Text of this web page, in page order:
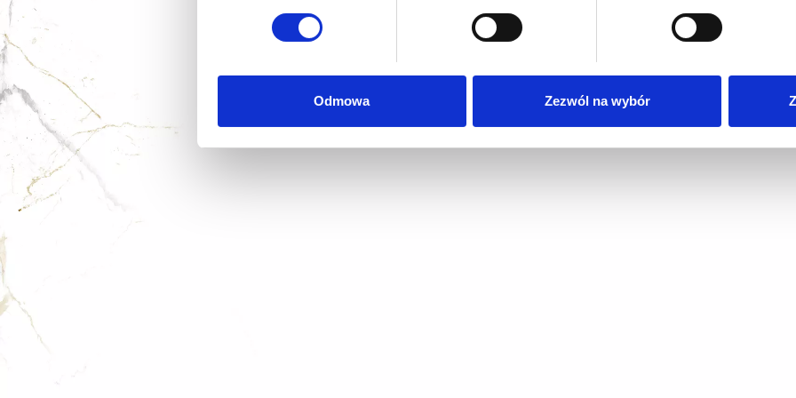
Dowiedz się więcej odnośnie tego, jak Twoje osobiste dane są przetwarzane oraz ustaw
szczegółów
. W Deklaracji plików cookie możesz zmienić lub wycofać swoją zgodę w
Wykorzystujemy pliki cookie do spersonalizowania treści i reklam, aby oferować funkcje
ruch w naszej witrynie. Informacje o tym, jak korzystasz z naszej witryny, udostępniamy
Odmowa Zezwól na wybór